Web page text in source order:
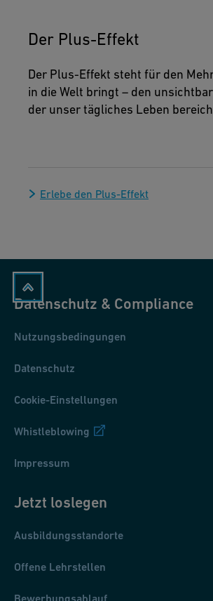
Der Plus-Effekt
Der Plus-Effekt steht für den
in die Welt bringt – den
der unser tägliches Leben
Erlebe den Plus-Effekt
Datenschutz & Compliance
Nutzungsbedingungen
Datenschutz
Cookie-Einstellungen
Whistleblowing
Impressum
Jetzt loslegen
Ausbildungsstandorte
Offene Lehrstellen